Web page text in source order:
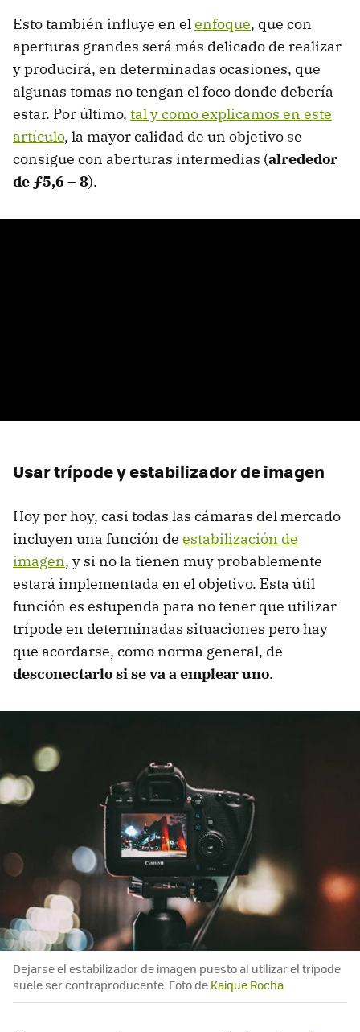
Esto también influye en elenfoque, que con
aperturas grandes será más delicado de realizar
y producirá, en determinadas ocasiones, que
algunas tomas no tengan el foco donde debería
estar. Por último, tal y como explicamos en este
artículo, la mayor calidad de un objetivo se
consigue con aberturas intermedias (alrededor
de ƒ5,6 – 8).
Usar trípode y estabilizador de imagen
Hoy por hoy, casi todas las cámaras del mercado
incluyen una función de estabilización de
imagen, y si no la tienen muy probablemente
estará implementada en el objetivo. Esta útil
función es estupenda para no tener que utilizar
trípode en determinadas situaciones pero hay
que acordarse, como norma general, de
desconectarlo si se va a emplear uno.
Dejarse el estabilizador de imagen puesto al utilizar el trípode
suele ser contraproducente. Foto de Kaique Rocha